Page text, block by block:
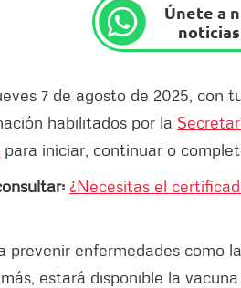
Únete a
7 de agosto de 2025, con
habilitados por la
para iniciar, continuar o
¿Necesitas el
prevenir enfermedades como
estará disponible la